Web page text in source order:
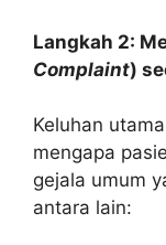
Langkah 2:
Complaint)
Keluhan
mengapa
gejala umum
antara lain: